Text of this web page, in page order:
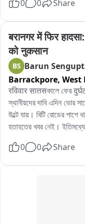
ਮੀਤ ਹੇਅਰ ਸਾਂਸਦ ਨੇ
ਬਹੁਤ ਜਰੂਰੀ ਹੈ。
0 0 Share
बरानगर में फिर
को नुकसान
BS Barun
Barrackpore, West
रविवार सातसকালে ফের
স্থানীয়দের দাবি এদিন ভোর
উল্টে যায়। বিটি রোডের পাশে
হতাহতের খবর নেই।
0 0 Share